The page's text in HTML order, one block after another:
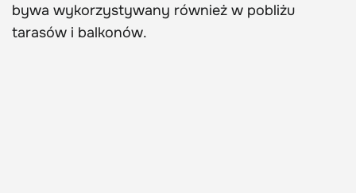
bywa wykorzystywany również w pobliżu
tarasów i balkonów.